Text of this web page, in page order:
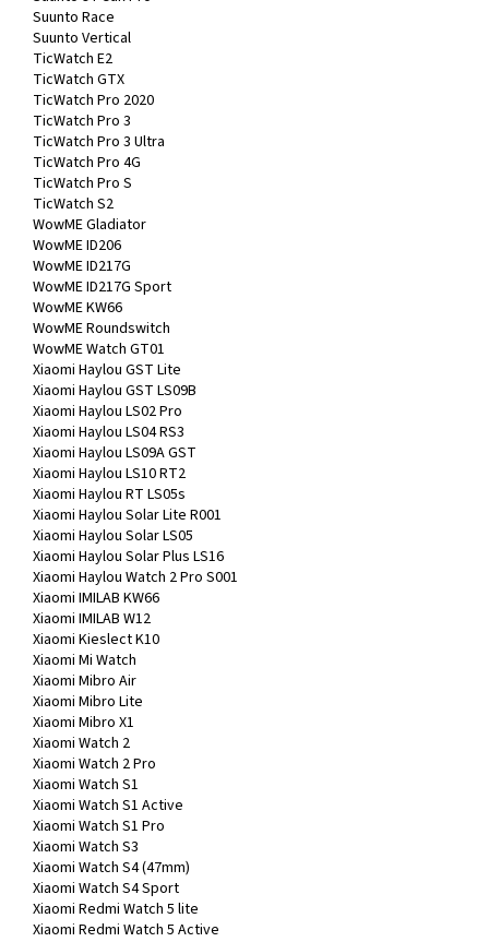
Suunto Race
Suunto Vertical
TicWatch E2
TicWatch GTX
TicWatch Pro 2020
TicWatch Pro 3
TicWatch Pro 3 Ultra
TicWatch Pro 4G
TicWatch Pro S
TicWatch S2
WowME Gladiator
WowME ID206
WowME ID217G
WowME ID217G Sport
WowME KW66
WowME Roundswitch
WowME Watch GT01
Xiaomi Haylou GST Lite
Xiaomi Haylou GST LS09B
Xiaomi Haylou LS02 Pro
Xiaomi Haylou LS04 RS3
Xiaomi Haylou LS09A GST
Xiaomi Haylou LS10 RT2
Xiaomi Haylou RT LS05s
Xiaomi Haylou Solar Lite R001
Xiaomi Haylou Solar LS05
Xiaomi Haylou Solar Plus LS16
Xiaomi Haylou Watch 2 Pro S001
Xiaomi IMILAB KW66
Xiaomi IMILAB W12
Xiaomi Kieslect K10
Xiaomi Mi Watch
Xiaomi Mibro Air
Xiaomi Mibro Lite
Xiaomi Mibro X1
Xiaomi Watch 2
Xiaomi Watch 2 Pro
Xiaomi Watch S1
Xiaomi Watch S1 Active
Xiaomi Watch S1 Pro
Xiaomi Watch S3
Xiaomi Watch S4 (47mm)
Xiaomi Watch S4 Sport
Xiaomi Redmi Watch 5 lite
Xiaomi Redmi Watch 5 Active